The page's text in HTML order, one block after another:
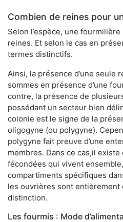
Combien de reines pour
Selon l’espèce, une
reines. Et selon le cas en
termes distinctifs.
Ainsi, la présence d’une seule
sommes en présence d’une
contre, la présence de
possédant un secteur bien
colonie est le signe de la
oligogyne (ou polygyne).
polygyne fait preuve d’une
membres. Dans ce cas,il
fécondées qui vivent
compartiments spécifiques
les ouvrières sont entièrement
distinction.
Les fourmis : Mode